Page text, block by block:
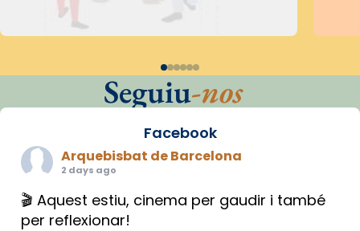
Seguiu-nos
Facebook
Arquebisbat de Barcelona
2 days ago
🎬 Aquest estiu, cinema per gaudir i també
per reflexionar!